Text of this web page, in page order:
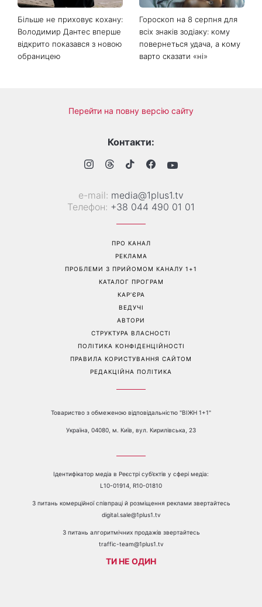
Більше не приховує кохану:
Володимир Дантес вперше
відкрито показався з новою
обраницею
Гороскоп на 8 серпня для
всіх знаків зодіаку: кому
повернеться удача, а кому
варто сказати «ні»
Перейти на повну версію сайту
Контакти:
е-mail: media@1plus1.tv
Телефон: +38 044 490 01 01
ПРО КАНАЛ
РЕКЛАМА
ПРОБЛЕМИ З ПРИЙОМОМ КАНАЛУ 1+1
КАТАЛОГ ПРОГРАМ
КАР’ЄРА
ВЕДУЧІ
АВТОРИ
СТРУКТУРА ВЛАСНОСТІ
ПОЛІТИКА КОНФІДЕНЦІЙНОСТІ
ПРАВИЛА КОРИСТУВАННЯ САЙТОМ
РЕДАКЦІЙНА ПОЛІТИКА
Товариство з обмеженою відповідальністю "ВІЖН 1+1"
Україна, 04080, м. Київ, вул. Кирилівська, 23
Ідентифікатор медіа в Реєстрі суб’єктів у сфері медіа:
L10-01914, R10-01810
З питань комерційної співпраці й розміщення реклами звертайтесь
digital.sale@1plus1.tv
З питань алгоритмічних продажів звертайтесь
traffic-team@1plus1.tv
ТИ НЕ ОДИН